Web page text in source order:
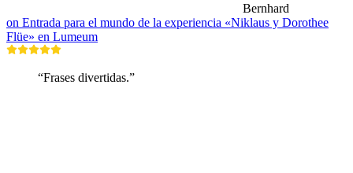
Bernhard
on Entrada para el mundo de la experiencia «Niklaus y Dorothee
Flüe» en Lumeum
“Frases divertidas.”